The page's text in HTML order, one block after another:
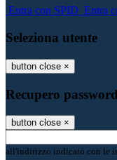
Entra con SPID Entra
Seleziona utente
button close ×
Recupero password
button close ×
all'indirizzo indicato con le